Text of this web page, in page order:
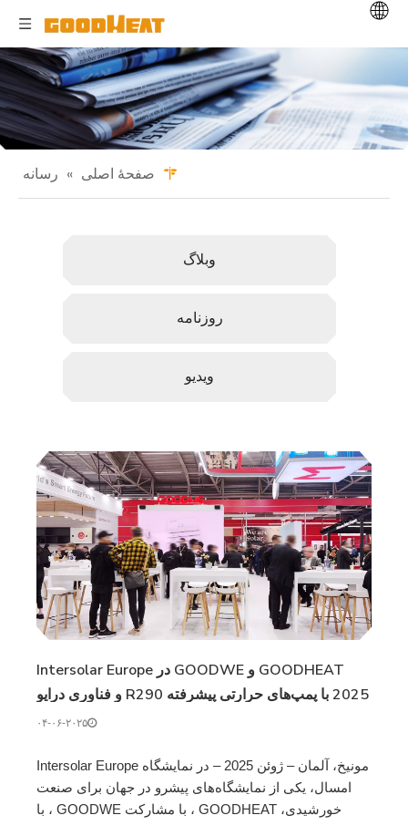
صفحهٔ اصلی » رسانه
وبلاگ
روزنامه
ویدیو
GOODHEAT و GOODWE در Intersolar Europe
2025 با پمپ‌های حرارتی پیشرفته R290 و فناوری درایو
۰۴-۰۶-۲۰۲۵
مونیخ، آلمان – ژوئن 2025 – در نمایشگاه Intersolar Europe
امسال، یکی از نمایشگاه‌های پیشرو در جهان برای صنعت
خورشیدی، GOODHEAT ، با مشارکت GOODWE ، با